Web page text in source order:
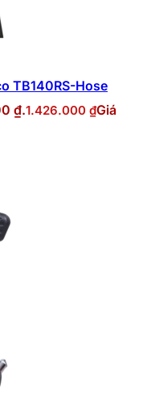
TB140RS-Hose
₫.1.426.000 ₫Giá